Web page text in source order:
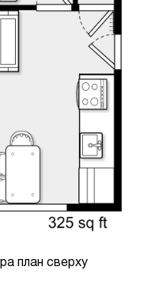
план сверху